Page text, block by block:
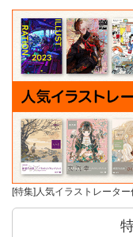
[特集]人気イラストレータ